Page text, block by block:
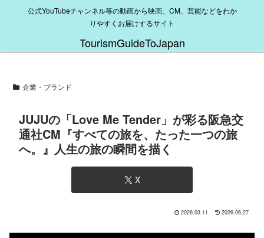
公式YouTubeチャンネル等の動画から映画、CM、芸能などをわか
りやすくお届けするサイト
TourismGuideToJapan
企業・ブランド
JUJUの「Love Me Tender」が彩る阪急交
通社CM『すべての旅を、たった一つの旅
へ。』人生の旅の瞬間を描く
X
2026.03.11 2026.06.27